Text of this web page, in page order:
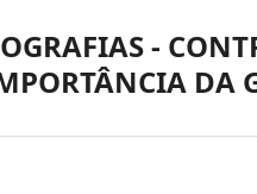
-
DA